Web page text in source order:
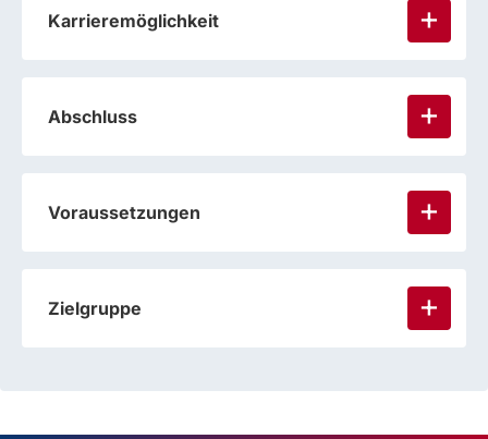
Karrieremöglichkeit
Abschluss
Voraussetzungen
Zielgruppe